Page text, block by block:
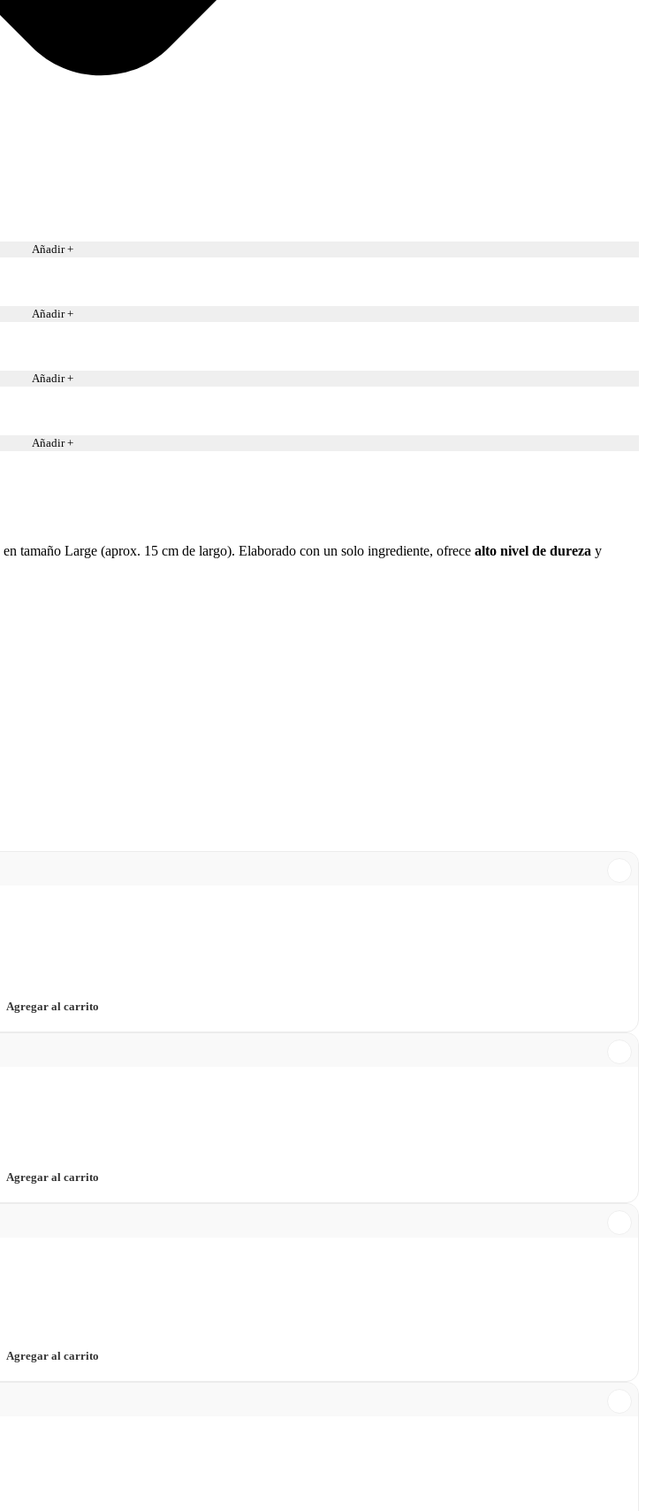
Añadir +
Añadir +
Añadir +
Añadir +
en tamaño Large (aprox. 15 cm de largo). Elaborado con un solo ingrediente, ofrece alto nivel de dureza y
Agregar al carrito
Agregar al carrito
Agregar al carrito